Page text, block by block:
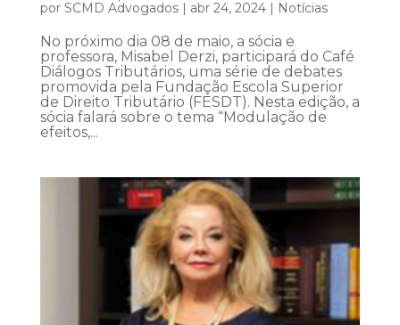
por SCMD Advogados| abr 24, 2024| Notícias
No próximo dia 08 de maio, a sócia e
professora, Misabel Derzi, participará do Café
Diálogos Tributários, uma série de debates
promovida pela Fundação Escola Superior
de Direito Tributário (FESDT). Nesta edição, a
sócia falará sobre o tema “Modulação de
efeitos,...